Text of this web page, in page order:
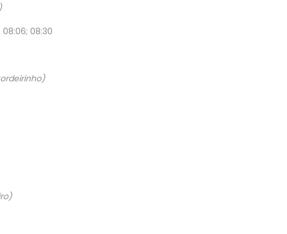
08:06; 08:30